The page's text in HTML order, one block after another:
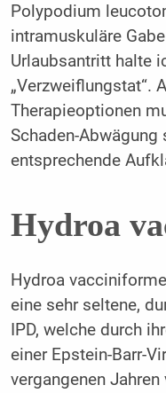
Polypodium
intramuskuläre
Urlaubsantritt halte
„Verzweiflungstat“.
Therapieoptionen
Schaden-
entsprechende
Hydroa
Hydroa
eine sehr seltene,
IPD, welche durch
einer Epstein-Barr-
vergangenen